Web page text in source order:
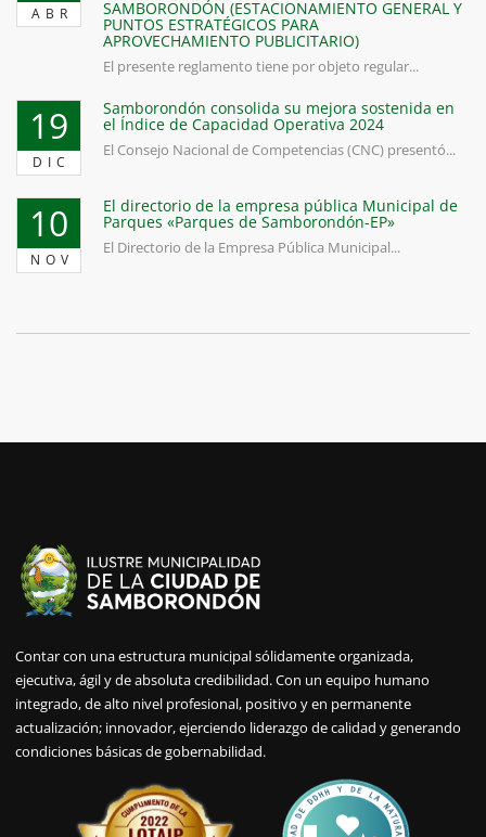
ABR SAMBORONDÓN (ESTACIONAMIENTO GENERAL Y
PUNTOS ESTRATÉGICOS PARA
APROVECHAMIENTO PUBLICITARIO)
El presente reglamento tiene por objeto regular...
19
DIC
Samborondón consolida su mejora sostenida en
el Índice de Capacidad Operativa 2024
El Consejo Nacional de Competencias (CNC) presentó...
10
NOV
El directorio de la empresa pública Municipal de
Parques «Parques de Samborondón-EP»
El Directorio de la Empresa Pública Municipal...
Contar con una estructura municipal sólidamente organizada,
ejecutiva, ágil y de absoluta credibilidad. Con un equipo humano
integrado, de alto nivel profesional, positivo y en permanente
actualización; innovador, ejerciendo liderazgo de calidad y generando
condiciones básicas de gobernabilidad.